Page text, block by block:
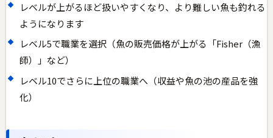
レベルが上がるほど扱いやすくなり、より難しい魚も釣れる
ようになります
レベル5で職業を選択（魚の販売価格が上がる「Fisher（漁
師）」など）
レベル10でさらに上位の職業へ（収益や魚の池の産品を強
化）